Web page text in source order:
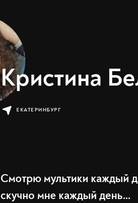
Кристина
ЕКАТЕРИНБУРГ
Смотрю мультики каждый
скучно мне каждый день…